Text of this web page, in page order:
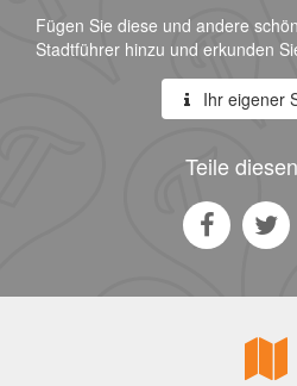
Fügen Sie diese und andere
Stadtführer hinzu und erkunden
Ihr eigener
Teile